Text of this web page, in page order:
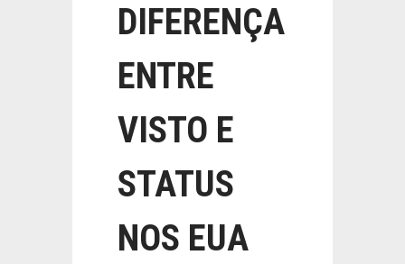
DIFERENÇA
ENTRE
VISTO E
STATUS
NOS EUA